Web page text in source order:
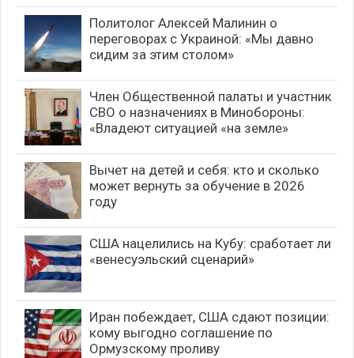
Политолог Алексей Малинин о
переговорах с Украиной: «Мы давно
сидим за этим столом»
Член Общественной палаты и участник
СВО о назначениях в Минобороны:
«Владеют ситуацией «на земле»
Вычет на детей и себя: кто и сколько
может вернуть за обучение в 2026
году
США нацелились на Кубу: сработает ли
«венесуэльский сценарий»
Иран побеждает, США сдают позиции:
кому выгодно соглашение по
Ормузскому проливу